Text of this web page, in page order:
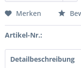
Merken
Artikel-Nr.:
Detailbeschreibung